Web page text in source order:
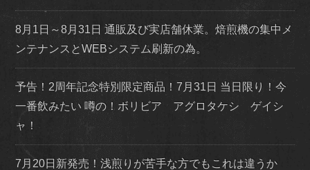
8月1日～8月31日 通販及び実店舗休業。焙煎機の集中メ
ンテナンスとWEBシステム刷新の為。
予告！2周年記念特別限定商品！7月31日 当日限り！今
一番飲みたい 噂の！ボリビア アグロタケシ ゲイシ
ャ！
7月20日新発売！浅煎りが苦手な方でもこれは違うか